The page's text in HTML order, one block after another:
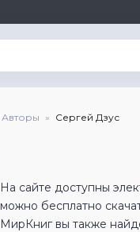
Авторы Сергей Дзус
На сайте доступны
можно бесплатно
МирКниг вы также